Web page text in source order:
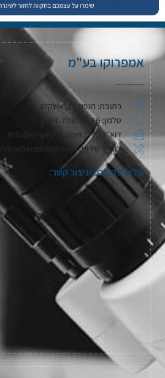
אמפרוקו בע"מ
כתובת: הנפח 28, אשקלון
טלפון: 074-708-71-66
דוא"ל כללי: Info@emproco.com
דוא"ל שירות: Service@emproco.com
מלאו פרטיכם וניצור קשר: